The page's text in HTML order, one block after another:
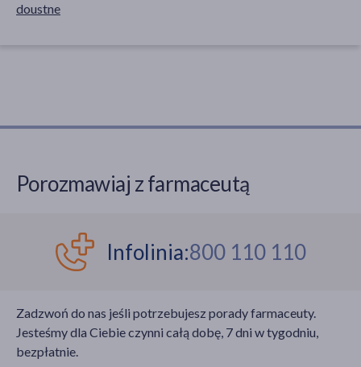
doustne
Porozmawiaj z farmaceutą
Infolinia:800 110 110
Zadzwoń do nas jeśli potrzebujesz porady farmaceuty.
Jesteśmy dla Ciebie czynni całą dobę, 7 dni w tygodniu,
bezpłatnie.